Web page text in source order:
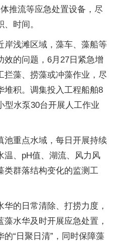
推流等应急处置设备，尽
时间。
岸浅滩区域，藻车、藻船等
效的问题，6月27日紧急增
拦藻、捞藻或冲藻作业，尽
堆积。调集投入工程船舶8
型水泵30台开展人工作业
池重点水域，每日开展持续
温、pH值、湖流、风力风
类群落结构变化的监测工
华的日常清除、打捞力度，
水华及时开展应急处置，
“日聚日清”，同时保障藻